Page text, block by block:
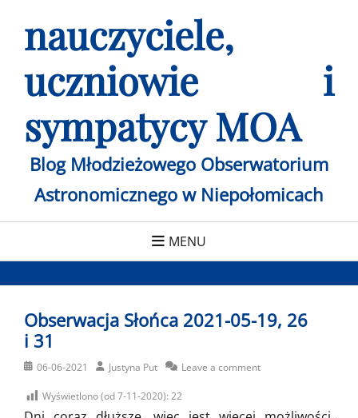
contentnauczyciele,
uczniowie i
sympatycy MOA
Blog Młodzieżowego Obserwatorium
Astronomicznego w Niepołomicach
MENU
Obserwacja Słońca 2021-05-19, 26
i 31
Posted
06-06-2021 AuthorJustyna Put Leave a comment
Wyświetlono (od 7-11-2020): 22